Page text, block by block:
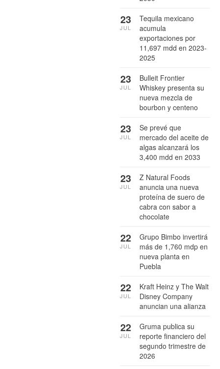
Tequila mexicano
acumula
exportaciones por
11,697 mdd en 2023-
2025
23
JUL
Bulleit Frontier
Whiskey presenta su
nueva mezcla de
bourbon y centeno
23
JUL
Se prevé que
mercado del aceite de
algas alcanzará los
3,400 mdd en 2033
23
JUL
Z Natural Foods
anuncia una nueva
proteína de suero de
cabra con sabor a
chocolate
23
JUL
Grupo Bimbo invertirá
más de 1,760 mdp en
nueva planta en
Puebla
22
JUL
Kraft Heinz y The Walt
Disney Company
anuncian una alianza
22
JUL
Gruma publica su
reporte financiero del
segundo trimestre de
2026
22
JUL